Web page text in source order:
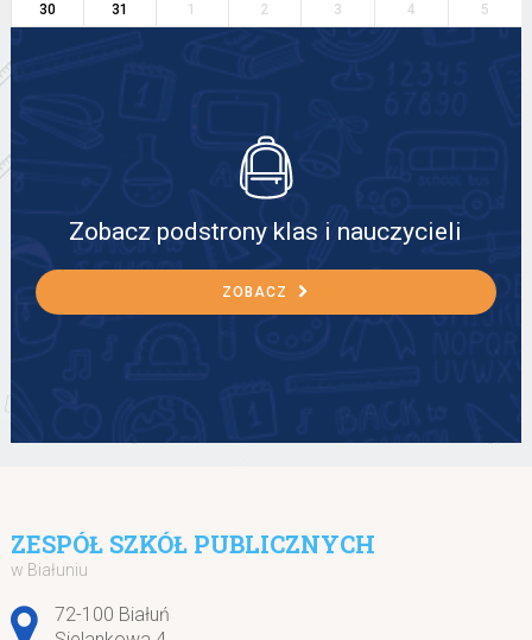
30
31 1 2 3 4 5
Zobacz podstrony klas i nauczycieli
ZOBACZ
ZESPÓŁ SZKÓŁ PUBLICZNYCH
w Białuniu
Adres pocztowy:
72-100 Białuń